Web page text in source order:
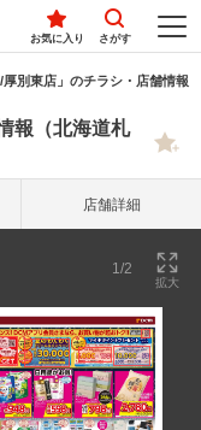
お気に入り さがす
厚別東店」のチラシ・店舗情報
報（北海道札
店舗詳細
1/2
拡大